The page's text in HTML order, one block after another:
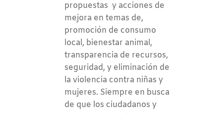
propuestas y acciones de
mejora en temas de,
promoción de consumo
local, bienestar animal,
transparencia de recursos,
seguridad, y eliminación de
la violencia contra niñas y
mujeres. Siempre en busca
de que los ciudadanos y